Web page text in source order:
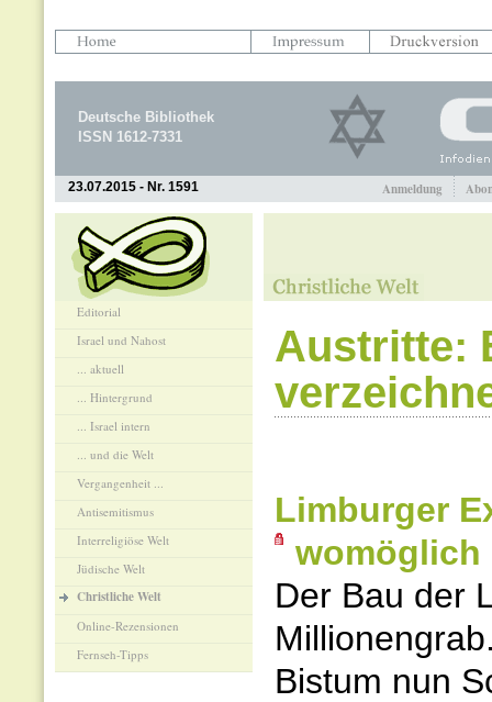
Deutsche Bibliothek
ISSN 1612-7331
23.07.2015 - Nr. 1591 Anmeldung
Editorial
Israel und Nahost
... aktuell
... Hintergrund
... Israel intern
... und die Welt
Vergangenheit ...
Antisemitismus
Interreligiöse Welt
Jüdische Welt
Christliche Welt
Online-Rezensionen
Fernseh-Tipps
Austritte:
Limburger
womöglich
Der Bau der
Bistum nun